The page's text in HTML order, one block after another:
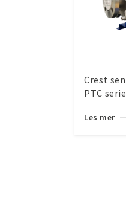
Crest
PTC serie
Les mer